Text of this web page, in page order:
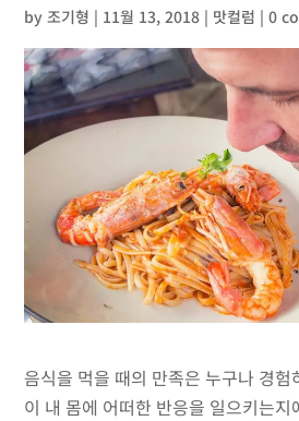
by조기형 | 11월 13, 2018 | 맛컬럼 |0
음식을 먹을 때의 만족은 누구나 경험
이 내 몸에 어떠한 반응을 일으키는